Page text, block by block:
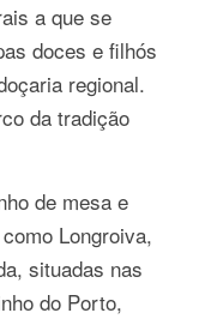
a que se
doces e filhós
regional.
da tradição
de mesa e
Longroiva,
situadas nas
do Porto,